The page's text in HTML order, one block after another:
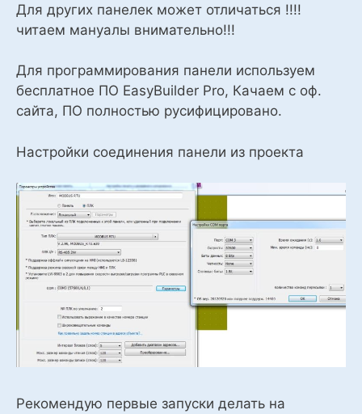
Для других панелек может отличаться !!!!
читаем мануалы внимательно!!!
Для программирования панели используем
бесплатное ПО EasyBuilder Pro, Качаем с оф.
сайта, ПО полностью русифицировано.
Настройки соединения панели из проекта
Рекомендую первые запуски делать на